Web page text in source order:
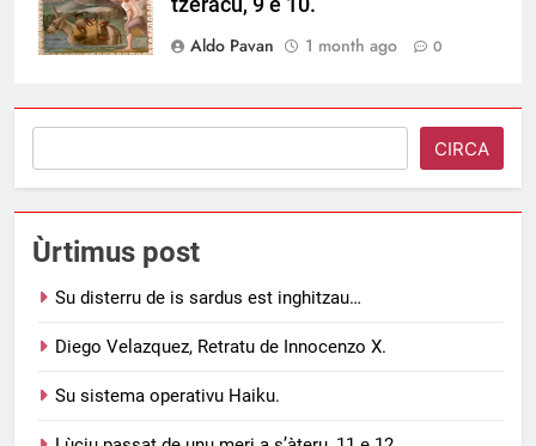
tzeracu, 9 e 10.
Aldo Pavan
1 month ago 0
CIRCA
Ùrtimus post
Su disterru de is sardus est inghitzau…
Diego Velazquez, Retratu de Innocenzo X.
Su sistema operativu Haiku.